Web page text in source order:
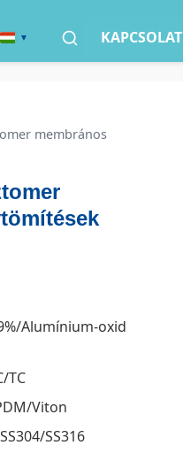
KAPCSOLAT
membrános
Alumínium-oxid
TC
Viton
SS304/SS316